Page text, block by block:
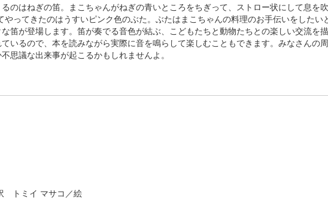
はねぎの笛。まこちゃんがねぎの青いところをちぎって、ストロー状にして息を
ってきたのはうすいピンク色のぶた。ぶたはまこちゃんの料理のお手伝いをしたい
が登場します。笛が奏でる音色が結ぶ、こどもたちと動物たちとの楽しい交流を描
いるので、本を読みながら実際に音を鳴らして楽しむこともできます。みなさんの
思議な出来事が起こるかもしれませんよ。
トミイ マサコ／絵